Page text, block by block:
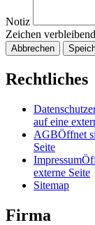
Notiz
Zeichen verbleibend
Abbrechen
Rechtliches
auf eine
AGBÖffnet
Seite
Impressum
externe Seite
Sitemap
Firma